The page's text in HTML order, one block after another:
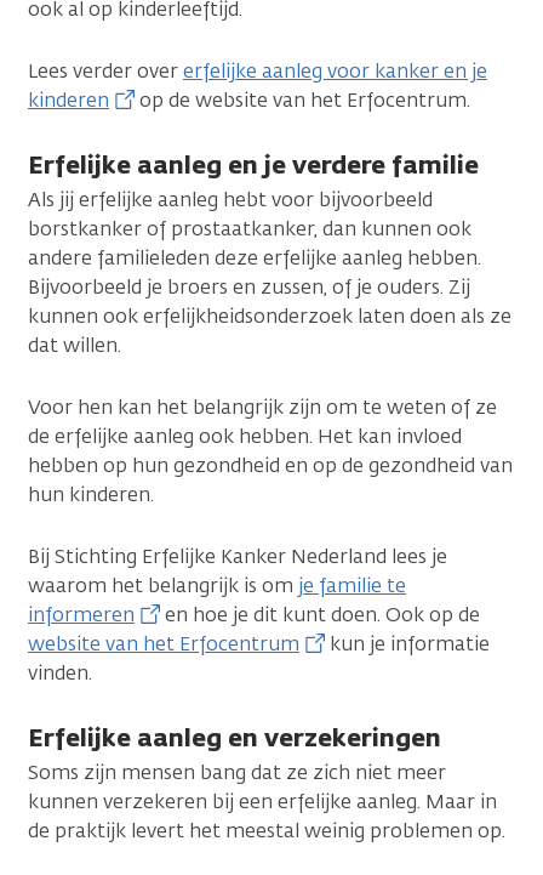
ook al op kinderleeftijd.
Lees verder overerfelijke aanleg voor kanker en je
kinderen
op de website van het Erfocentrum.
Erfelijke aanleg en je verdere familie
Als jij erfelijke aanleg hebt voor bijvoorbeeld
borstkanker of prostaatkanker, dan kunnen ook
andere familieleden deze erfelijke aanleg hebben.
Bijvoorbeeld je broers en zussen, of je ouders. Zij
kunnen ook erfelijkheidsonderzoek laten doen als ze
dat willen.
Voor hen kan het belangrijk zijn om te weten of ze
de erfelijke aanleg ook hebben. Het kan invloed
hebben op hun gezondheid en op de gezondheid van
hun kinderen.
Bij Stichting Erfelijke Kanker Nederland lees je
waarom het belangrijk is om je familie te
informeren
en hoe je dit kunt doen. Ook op de
website van het Erfocentrum
kun je informatie
vinden.
Erfelijke aanleg en verzekeringen
Soms zijn mensen bang dat ze zich niet meer
kunnen verzekeren bij een erfelijke aanleg. Maar in
de praktijk levert het meestal weinig problemen op.